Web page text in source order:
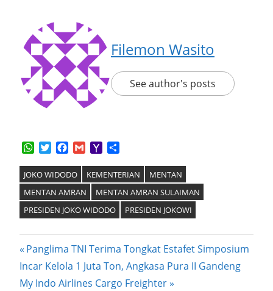
Filemon Wasito
See author's posts
WhatsApp
TwitterFacebook
GmailYahoo
JOKO WIDODO KEMENTERIAN
MENTAN
MENTAN AMRAN
MENTAN AMRAN SULAIMAN
PRESIDEN JOKO WIDODO
PRESIDEN JOKOWI
Post
navigation
Previous
Post:
Panglima TNI Terima Tongkat Estafet Simposium
Next
Post:
Incar Kelola 1 Juta Ton, Angkasa Pura II Gandeng
My Indo Airlines Cargo Freighter